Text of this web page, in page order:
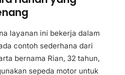
layanan ini bekerja dalam
contoh sederhana dari
bernama Rian, 32 tahun,
sepeda motor untuk